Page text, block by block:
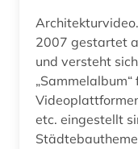
2007 gestartet
und versteht
etc. eingestellt